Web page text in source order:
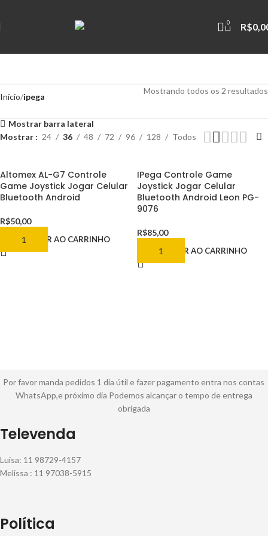
0 R$
Início ipega
Mostrando todos os 2 resultados
Mostrar barra lateral
Mostrar
24 36 48 72 96 128 Todos
Altomex AL-G7 Controle
Game Joystick Jogar Celular
Bluetooth Android
R$50,00
ADICIONAR AO CARRINHO
IPega Controle Game
Joystick Jogar Celular
Bluetooth Android Leon PG-
9076
R$85,00
ADICIONAR AO CARRINHO
Por favor manda pedidos 1 dia útil e fazer pagamento entra nos contas
WhatsApp,e próximo dia Podemos alcançar o tempo de entrega
obrigada
Televenda
Luisa: 11 98729-4157
Melissa : 11 97038-5915
Política